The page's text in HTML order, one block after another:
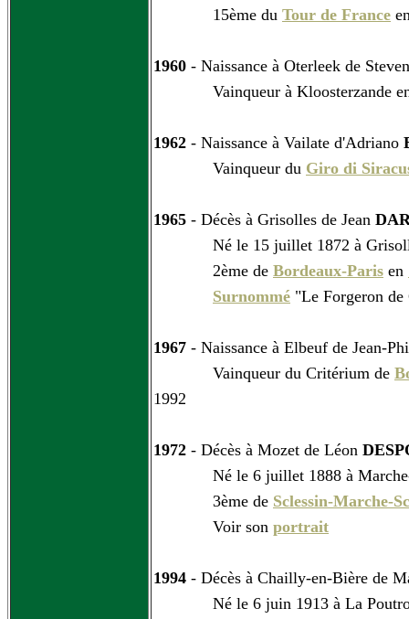
15ème du Tour de France
1960 - Naissance à Oterleek de
Vainqueur à Kloosterzande
1962 - Naissance à Vailate d'Adriano
Vainqueur du Giro di
1965 - Décès à Grisolles de Jean
Né le 15 juillet 1872 à
2ème de Bordeaux-Paris en
Surnommé "Le Forgeron
1967 - Naissance à Elbeuf de Jean-
Vainqueur du Critérium de
1992
1972 - Décès à Mozet de Léon
Né le 6 juillet 1888 à Marche-
3ème de Sclessin-Marche-
Voir son portrait
1994 - Décès à Chailly-en-Bière de
Né le 6 juin 1913 à La